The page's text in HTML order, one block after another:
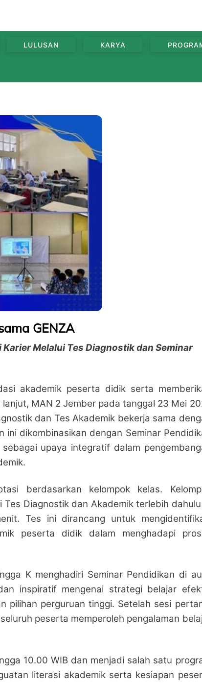
LULUSAN KARYA
GENZA
Melalui Tes Diagnostik dan Seminar
akademik peserta didik serta
MAN 2 Jember pada tanggal 23 Mei
dan Tes Akademik bekerja sama
ini dikombinasikan dengan Seminar
upaya integratif dalam
berdasarkan kelompok kelas.
Diagnostik dan Akademik terlebih
Tes ini dirancang untuk
peserta didik dalam menghadapi
K menghadiri Seminar Pendidikan di
inspiratif mengenai strategi belajar
pilihan perguruan tinggi. Setelah sesi
peserta memperoleh pengalaman
10.00 WIB dan menjadi salah satu
literasi akademik serta kesiapan